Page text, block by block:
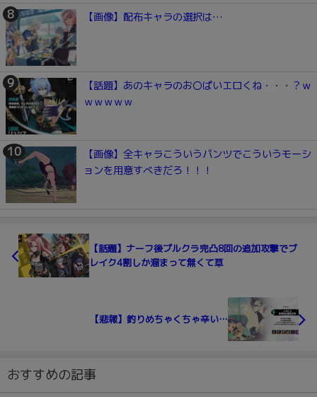
【画像】配布キャラの選択は…
【話題】あのキャラのお〇ぱいエロくね・・・？ｗ
ｗｗｗｗｗ
【画像】全キャラこういうパンツでこういうモーシ
ョンを用意すべきだろ！！！
【話題】ナーフ後プルクラ完凸8回の追加攻撃でブ
レイク4割しか溜まって無くて草
【悲報】釣りめちゃくちゃ辛い…
おすすめの記事